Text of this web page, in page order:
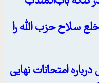
سلاح حزب الله را
امتحانات نهایی